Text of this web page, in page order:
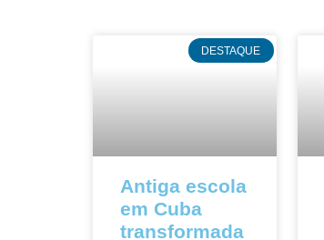
DESTAQUE
Antiga escola
em Cuba
transformada